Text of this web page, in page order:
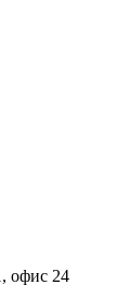
офис 24